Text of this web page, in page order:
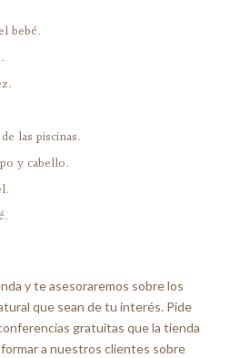
bebé.
las piscinas.
y cabello.
y te asesoraremos sobre los
que sean de tu interés. Pide
gratuitas que la tienda
a nuestros clientes sobre